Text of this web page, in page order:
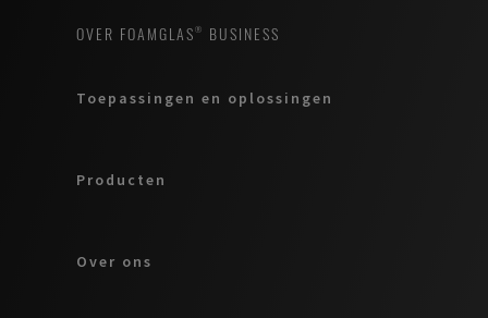
OVER FOAMGLAS® BUSINESS
Toepassingen en oplossingen
Producten
Over ons